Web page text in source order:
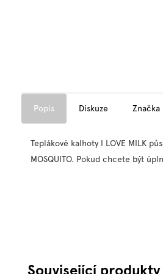
Popis Diskuze Značka
Teplákové kalhoty I LOVE MILK
MOSQUITO. Pokud chcete být
Související produkty